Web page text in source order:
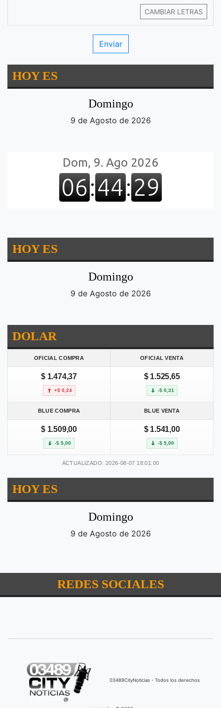
CAMBIAR LETRAS
HOY ES
Domingo
9 de Agosto de 2026
HOY ES
Domingo
9 de Agosto de 2026
DOLAR
OFICIAL COMPRA OFICIAL VENTA
$ 1.474,37
+$ 0,24
$ 1.525,65
-$ 0,31
BLUE COMPRA BLUE VENTA
$ 1.509,00
-$ 5,00
$ 1.541,00
-$ 5,00
ACTUALIZADO: 2026-08-07 18:01:00
HOY ES
Domingo
9 de Agosto de 2026
REDES SOCIALES
03489CityNoticias - Todos los derechos